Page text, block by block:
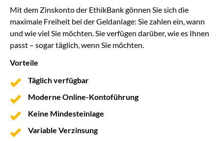
r
:
Mit dem Zinskonto der EthikBank gönnen Sie sich die
maximale Freiheit bei der Geldanlage: Sie zahlen ein, wann
und wie viel Sie möchten. Sie verfügen darüber, wie es Ihnen
passt – sogar täglich, wenn Sie möchten.
Vorteile
Täglich verfügbar
Moderne Online-Kontoführung
Keine Mindesteinlage
Variable Verzinsung